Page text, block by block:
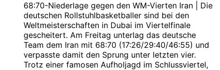
68:70-Niederlage gegen den WM-Vierten Iran | Die
deutschen Rollstuhlbasketballer sind bei den
Weltmeisterschaften in Dubai im Viertelfinale
gescheitert. Am Freitag unterlag das deutsche
Team dem Iran mit 68:70 (17:26/29:40/46:55) und
verpasste damit den Sprung unter letzten vier.
Trotz einer famosen Aufholjagd im Schlussviertel,